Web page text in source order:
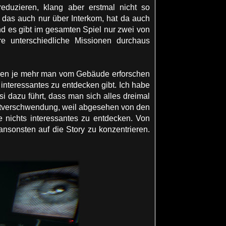
klang aber erstmal nicht so
auch nur über Interkom, hat da auch
es gibt im gesamten Spiel nur zwei von
unterschiedliche Missionen durchaus
je mehr man vom Gebäude erforschen
zu entdecken gibt. Ich habe
dazu führt, dass man sich alles dreimal
weil abgesehen von den
interessantes zu entdecken. Von
auf die Story zu konzentrieren.